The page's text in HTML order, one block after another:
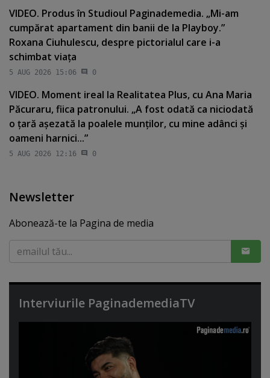
VIDEO. Produs în Studioul Paginademedia. „Mi-am
cumpărat apartament din banii de la Playboy.”
Roxana Ciuhulescu, despre pictorialul care i-a
schimbat viaţa
5 AUG 2026 15:06 0
VIDEO. Moment ireal la Realitatea Plus, cu Ana Maria
Păcuraru, fiica patronului. „A fost odată ca niciodată
o ţară aşezată la poalele munţilor, cu mine adânci şi
oameni harnici...”
5 AUG 2026 12:16 0
Newsletter
Abonează-te la Pagina de media
Interviurile PaginademediaTV